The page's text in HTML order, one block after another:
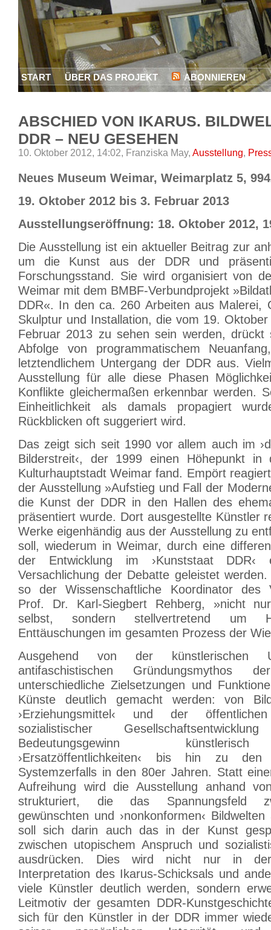
START ÜBER DAS PROJEKT ABONNIEREN
ABSCHIED VON IKARUS.
DDR – NEU GESEHEN
10. Oktober 2012, 14:02, Franziska May, Ausstellung,
Neues Museum Weimar, Weimarplatz 5,
19. Oktober 2012 bis 3. Februar 2013
Ausstellungseröffnung: 18. Oktober 2012,
Die Ausstellung ist ein aktueller Beitrag zur
um die Kunst aus der DDR und
Forschungsstand. Sie wird organisiert von
Weimar mit dem BMBF-Verbundprojekt
DDR«. In den ca. 260 Arbeiten aus Malerei,
Skulptur und Installation, die vom 19.
Februar 2013 zu sehen sein werden,
Abfolge von programmatischem
letztendlichem Untergang der DDR aus.
Ausstellung für alle diese Phasen
Konflikte gleichermaßen erkennbar werden.
Einheitlichkeit als damals propagiert
Rückblicken oft suggeriert wird.
Das zeigt sich seit 1990 vor allem auch im
Bilderstreit‹, der 1999 einen Höhepunkt in
Kulturhauptstadt Weimar fand. Empört
der Ausstellung »Aufstieg und Fall der
die Kunst der DDR in den Hallen des
präsentiert wurde. Dort ausgestellte Künstler
Werke eigenhändig aus der Ausstellung zu
soll, wiederum in Weimar, durch eine
der Entwicklung im ›Kunststaat
Versachlichung der Debatte geleistet
so der Wissenschaftliche Koordinator des
Prof. Dr. Karl-Siegbert Rehberg, »nicht
selbst, sondern stellvertretend um
Enttäuschungen im gesamten Prozess der
Ausgehend von der künstlerischen
antifaschistischen Gründungsmythos
unterschiedliche Zielsetzungen und
Künste deutlich gemacht werden: von
›Erziehungsmittel‹ und der
sozialistischer
Bedeutungsgewinn
›Ersatzöffentlichkeiten‹ bis hin zu den
Systemzerfalls in den 80er Jahren. Statt
Aufreihung wird die Ausstellung anhand
strukturiert, die das Spannungsfeld
gewünschten und ›nonkonformen‹
soll sich darin auch das in der Kunst
zwischen utopischem Anspruch und
ausdrücken. Dies wird nicht nur in der
Interpretation des Ikarus-Schicksals und
viele Künstler deutlich werden, sondern
Leitmotiv der gesamten DDR-
sich für den Künstler in der DDR immer